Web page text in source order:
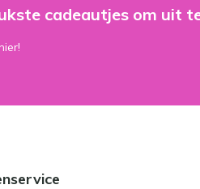
cadeautjes om uit